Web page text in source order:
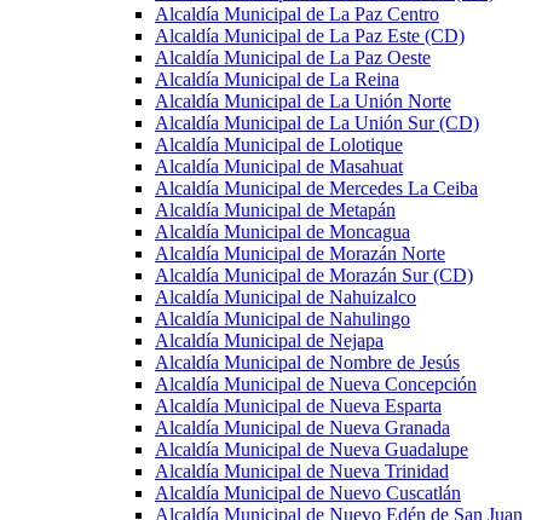
Alcaldía Municipal de La Paz Centro
Alcaldía Municipal de La Paz Este (CD)
Alcaldía Municipal de La Paz Oeste
Alcaldía Municipal de La Reina
Alcaldía Municipal de La Unión Norte
Alcaldía Municipal de La Unión Sur (CD)
Alcaldía Municipal de Lolotique
Alcaldía Municipal de Masahuat
Alcaldía Municipal de Mercedes La Ceiba
Alcaldía Municipal de Metapán
Alcaldía Municipal de Moncagua
Alcaldía Municipal de Morazán Norte
Alcaldía Municipal de Morazán Sur (CD)
Alcaldía Municipal de Nahuizalco
Alcaldía Municipal de Nahulingo
Alcaldía Municipal de Nejapa
Alcaldía Municipal de Nombre de Jesús
Alcaldía Municipal de Nueva Concepción
Alcaldía Municipal de Nueva Esparta
Alcaldía Municipal de Nueva Granada
Alcaldía Municipal de Nueva Guadalupe
Alcaldía Municipal de Nueva Trinidad
Alcaldía Municipal de Nuevo Cuscatlán
Alcaldía Municipal de Nuevo Edén de San Juan